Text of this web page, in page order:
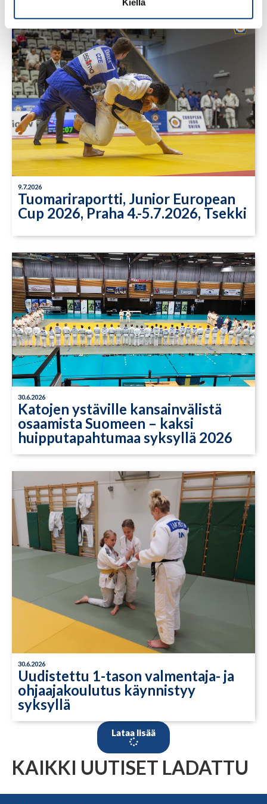
9.7.2026
Tuomariraportti, Junior European
Cup 2026, Praha 4.-5.7.2026, Tsekki
30.6.2026
Katojen ystäville kansainvälistä
osaamista Suomeen – kaksi
huipputapahtumaa syksyllä 2026
30.6.2026
Uudistettu 1-tason valmentaja- ja
ohjaajakoulutus käynnistyy
syksyllä
Lataa lisää
KAIKKI UUTISET LADATTU